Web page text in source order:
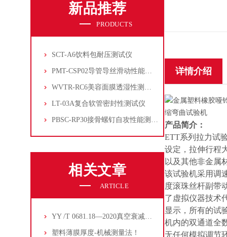
新品推荐
PRODUCTS
SCT-A6饮料包耐压测试仪
PMT-CSP02导管导丝滑动性能测试仪
WVTR-RC6美容面膜透湿性测试仪
LT-03A复合软管密封性测试仪
PBSC-RP30接骨螺钉自攻性能测试‌仪
相关文章
ARTICLE
YY /T 0681.18—2020真空衰减泄漏测试理论
塑料薄膜厚度-机械测量法！
详情介绍
产品简介：
ETT系列拉力试
设定，拉伸行程
以及其他非金属
该试验机采用调
度滚珠丝杆副带
了虚拟仪器技术
显示，所有的试
机内的双通道全
无任何模拟调节